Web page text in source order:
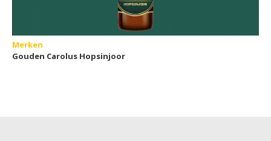
Merken
Gouden Carolus Hopsinjoor